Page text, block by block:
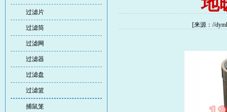
过滤片
过滤筒
过滤网
过滤器
过滤盘
过滤篮
捕鼠笼
[来源：//